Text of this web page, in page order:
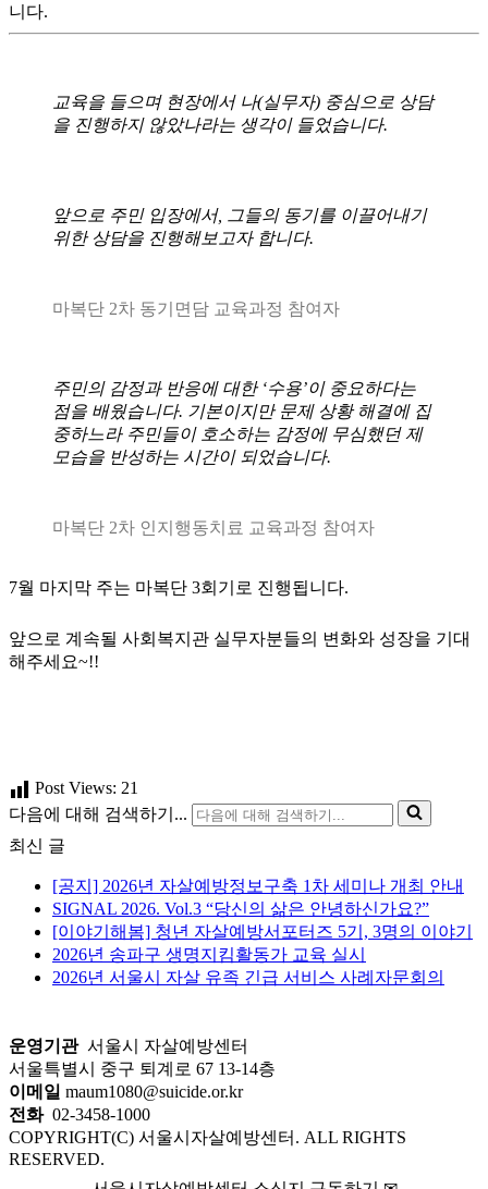
니다.
교육을 들으며 현장에서 나(실무자) 중심으로 상담
을 진행하지 않았나라는 생각이 들었습니다.
앞으로 주민 입장에서, 그들의 동기를 이끌어내기
위한 상담을 진행해보고자 합니다.
마복단 2차 동기면담 교육과정 참여자
주민의 감정과 반응에 대한 ‘수용’이 중요하다는
점을 배웠습니다. 기본이지만 문제 상황 해결에 집
중하느라 주민들이 호소하는 감정에 무심했던 제
모습을 반성하는 시간이 되었습니다.
마복단 2차 인지행동치료 교육과정 참여자
7월 마지막 주는 마복단 3회기로 진행됩니다.
앞으로 계속될 사회복지관 실무자분들의 변화와 성장을 기대
해주세요~!!
Post Views: 21
다음에 대해 검색하기...
최신 글
[공지] 2026년 자살예방정보구축 1차 세미나 개최 안내
SIGNAL 2026. Vol.3 “당신의 삶은 안녕하신가요?”
[이야기해봄] 청년 자살예방서포터즈 5기, 3명의 이야기
2026년 송파구 생명지킴활동가 교육 실시
2026년 서울시 자살 유족 긴급 서비스 사례자문회의
운영기관서울시 자살예방센터
서울특별시 중구 퇴계로 67 13-14층
이메일 maum1080@suicide.or.kr
전화 02-3458-1000
COPYRIGHT(C) 서울시자살예방센터. ALL RIGHTS
RESERVED.